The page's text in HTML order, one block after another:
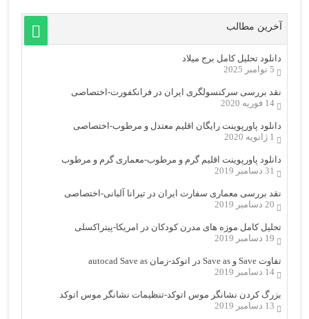
آخرین مطالب
دانلود تحلیل کامل برج میلاد
5 نوامبر 2025
نقد بررسی سرکنسولگری ایران در فرانکفورت-اختصاصی
14 فوریه 2020
دانلود پاورپوینت رایگان اقلیم معتدل و مرطوب-اختصاصی
1 ژانویه 2020
دانلود پاورپوینت اقلیم گرم و مرطوب-معماری گرم و مرطوب
31 دسامبر 2019
نقد بررسی معماری سفارت ایران در تیرانا آلبانی-اختصاصی
20 دسامبر 2019
تحلیل کامل موزه های مدرن کودکان در امریکا-پیتراکسلی
19 دسامبر 2019
تفاوت Save و Save as در اتوکد-زمان autocad Save as
14 دسامبر 2019
بزرگ کردن نشانگر موس اتوکد-تنظیمات نشانگر موس اتوکد
13 دسامبر 2019